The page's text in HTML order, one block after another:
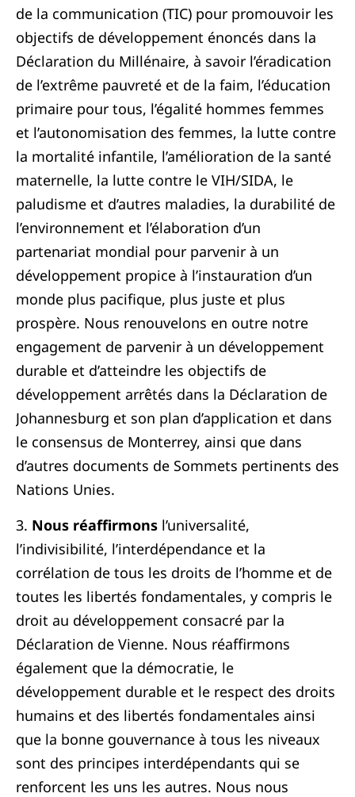
de la communication (TIC) pour promouvoir les
objectifs de développement énoncés dans la
Déclaration du Millénaire, à savoir l’éradication
de l’extrême pauvreté et de la faim, l’éducation
primaire pour tous, l’égalité hommes femmes
et l’autonomisation des femmes, la lutte contre
la mortalité infantile, l’amélioration de la santé
maternelle, la lutte contre le VIH/SIDA, le
paludisme et d’autres maladies, la durabilité de
l’environnement et l’élaboration d’un
partenariat mondial pour parvenir à un
développement propice à l’instauration d’un
monde plus pacifique, plus juste et plus
prospère. Nous renouvelons en outre notre
engagement de parvenir à un développement
durable et d’atteindre les objectifs de
développement arrêtés dans la Déclaration de
Johannesburg et son plan d’application et dans
le consensus de Monterrey, ainsi que dans
d’autres documents de Sommets pertinents des
Nations Unies.
3. Nous réaffirmons l’universalité,
l’indivisibilité, l’interdépendance et la
corrélation de tous les droits de l’homme et de
toutes les libertés fondamentales, y compris le
droit au développement consacré par la
Déclaration de Vienne. Nous réaffirmons
également que la démocratie, le
développement durable et le respect des droits
humains et des libertés fondamentales ainsi
que la bonne gouvernance à tous les niveaux
sont des principes interdépendants qui se
renforcent les uns les autres. Nous nous